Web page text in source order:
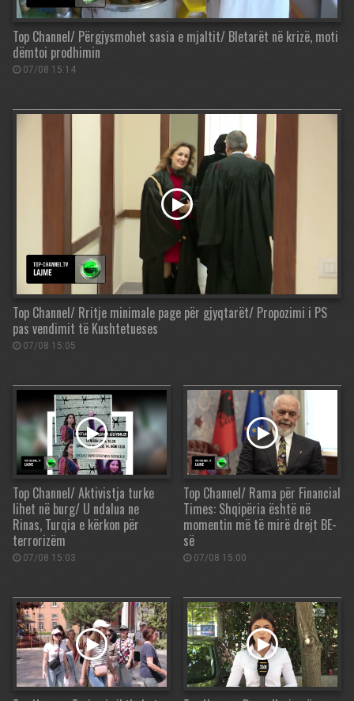
Top Channel/ Përgjysmohet sasia e mjaltit/ Bletarët në krizë, moti
dëmtoi prodhimin
07/08 15:14
Top Channel/ Rritje minimale page për gjyqtarët/ Propozimi i PS
pas vendimit të Kushtetueses
07/08 15:05
Top Channel/ Aktivistja turke
lihet në burg/ U ndalua ne
Rinas, Turqia e kërkon për
terrorizëm
07/08 15:03
Top Channel/ Rama për Financial
Times: Shqipëria është në
momentin më të mirë drejt BE-
së
07/08 15:00